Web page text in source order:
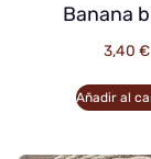
Banana
3,40 €
Añadir al